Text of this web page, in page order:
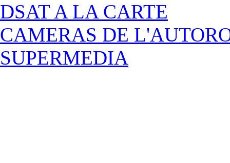
DSAT A LA CARTE
CAMERAS DE
SUPERMEDIA